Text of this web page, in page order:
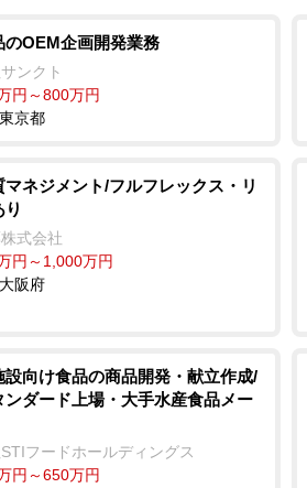
のOEM企画開発業務
ンクト
円～800万円
京都
マネジメント/フルフレックス・リ
り
式会社
円～1,000万円
阪府
設向け食品の商品開発・献立作成/
ンダード上場・大手水産食品メー
フードホールディングス
円～650万円